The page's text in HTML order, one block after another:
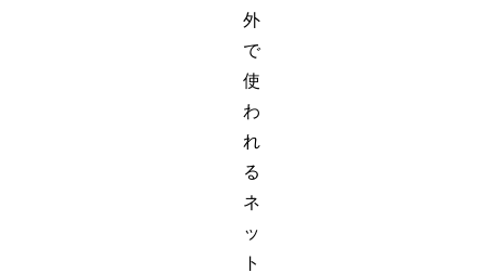
外
で
使
わ
れ
る
ネ
ッ
ト